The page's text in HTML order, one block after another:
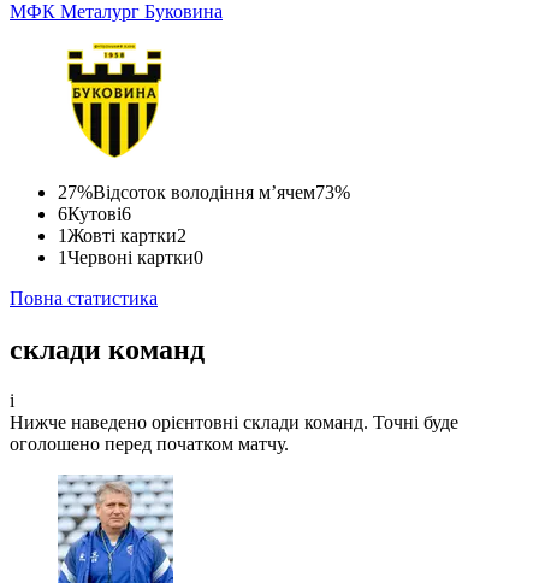
МФК Металург Буковина
27%Відсоток володіння м’ячем73%
6Кутові6
1Жовті картки2
1Червоні картки0
Повна статистика
склади команд
i
Нижче наведено орієнтовні склади команд. Точні буде
оголошено перед початком матчу.